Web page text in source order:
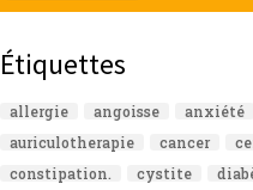
Étiquettes
allergie angoisse anxiété
auriculotherapie
cancer
constipation.
cystite